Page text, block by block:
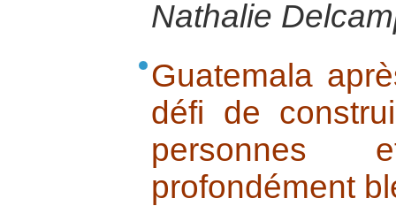
Nathalie
Guatemala
défi de
personnes
profondément